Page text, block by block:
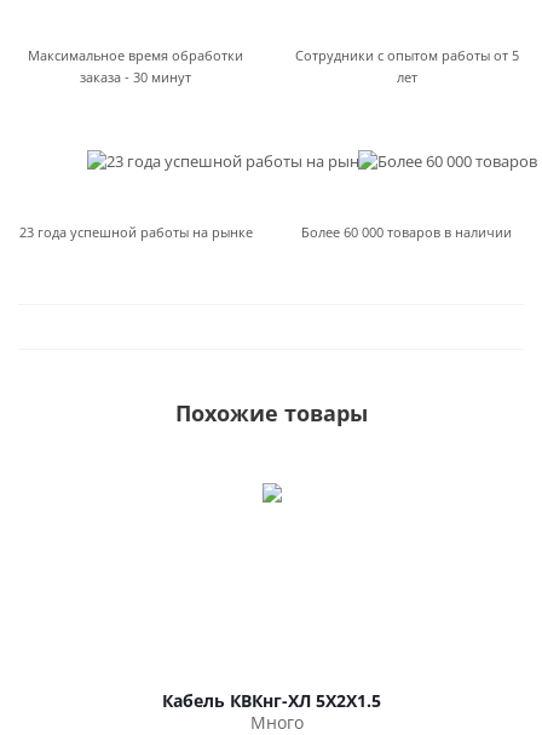
Максимальное время обработки
заказа - 30 минут
Сотрудники с опытом работы от 5
лет
23 года успешной работы на рынке Более 60 000 товаров в наличии
Похожие товары
Кабель КВКнг-ХЛ 5Х2Х1.5
Много